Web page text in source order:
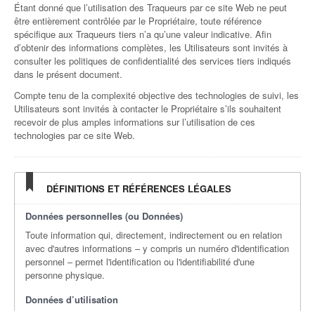
Étant donné que l’utilisation des Traqueurs par ce site Web ne peut
être entièrement contrôlée par le Propriétaire, toute référence
spécifique aux Traqueurs tiers n’a qu’une valeur indicative. Afin
d’obtenir des informations complètes, les Utilisateurs sont invités à
consulter les politiques de confidentialité des services tiers indiqués
dans le présent document.
Compte tenu de la complexité objective des technologies de suivi, les
Utilisateurs sont invités à contacter le Propriétaire s’ils souhaitent
recevoir de plus amples informations sur l’utilisation de ces
technologies par ce site Web.
DÉFINITIONS ET RÉFÉRENCES LÉGALES
Données personnelles (ou Données)
Toute information qui, directement, indirectement ou en relation
avec d'autres informations – y compris un numéro d'identification
personnel – permet l'identification ou l'identifiabilité d'une
personne physique.
Données d’utilisation